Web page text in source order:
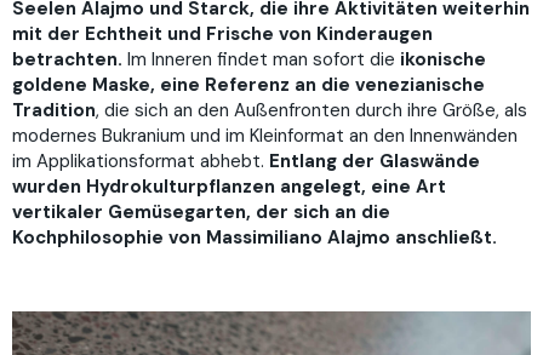
Seelen Alajmo und Starck, die ihre Aktivitäten weiterhin
mit der Echtheit und Frische von Kinderaugen
betrachten. Im Inneren findet man sofort die ikonische
goldene Maske, eine Referenz an die venezianische
Tradition, die sich an den Außenfronten durch ihre Größe, als
modernes Bukranium und im Kleinformat an den Innenwänden
im Applikationsformat abhebt. Entlang der Glaswände
wurden Hydrokulturpflanzen angelegt, eine Art
vertikaler Gemüsegarten, der sich an die
Kochphilosophie von Massimiliano Alajmo anschließt.